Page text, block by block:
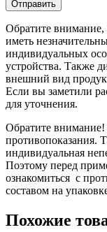
Обратите внимание,
иметь
индивидуальных
устройства. Также
внешний вид
Если вы заметили
для уточнения.
Обратите
противопоказания.
индивидуальная
Поэтому перед
ознакомиться с
составом на
Похожие